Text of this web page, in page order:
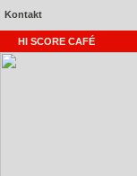
Kontakt
HI SCORE CAFÉ